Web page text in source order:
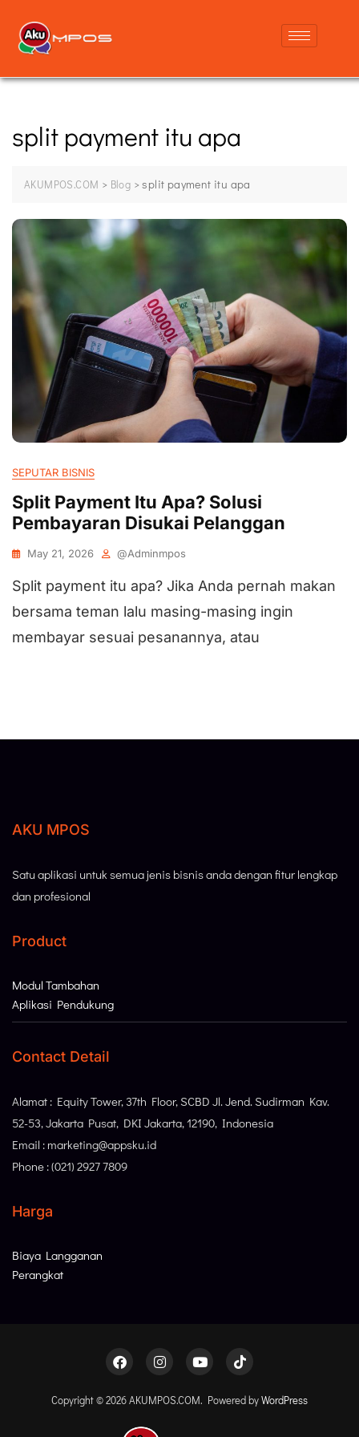
split payment itu apa
AKUMPOS.COM > Blog >split payment itu apa
SEPUTAR BISNIS
Split Payment Itu Apa? Solusi
Pembayaran Disukai Pelanggan
May 21, 2026 @adminmpos
Split payment itu apa? Jika Anda pernah makan
bersama teman lalu masing-masing ingin
membayar sesuai pesanannya, atau
AKU MPOS
Satu aplikasi untuk semua jenis bisnis anda dengan fitur lengkap
dan profesional
Product
Modul Tambahan
Aplikasi Pendukung
Contact Detail
Alamat : Equity Tower, 37th Floor, SCBD Jl. Jend. Sudirman Kav.
52-53, Jakarta Pusat, DKI Jakarta, 12190, Indonesia
Email : marketing@appsku.id
Phone : (021) 2927 7809
Harga
Biaya Langganan
Perangkat
Copyright © 2026 AKUMPOS.COM. Powered byWordPress